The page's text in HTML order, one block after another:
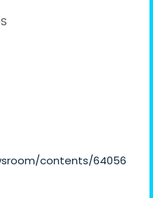
contents/64056